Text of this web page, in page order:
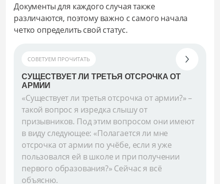
Документы для каждого случая также
различаются, поэтому важно с самого начала
четко определить свой статус.
СОВЕТУЕМ ПРОЧИТАТЬ
СУЩЕСТВУЕТ ЛИ ТРЕТЬЯ ОТСРОЧКА ОТ
АРМИИ
«Существует ли третья отсрочка от армии?» –
такой вопрос я изредка слышу от
призывников. Под этим вопросом они имеют
в виду следующее: «Полагается ли мне
отсрочка от армии по учёбе, если я уже
пользовался ей в школе и при получении
первого образования?» Сейчас я всё
объясню.